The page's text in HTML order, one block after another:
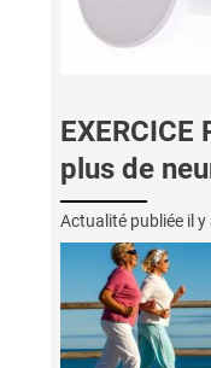
EXERCICE
plus de
Actualité publiée il y